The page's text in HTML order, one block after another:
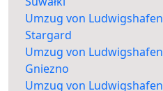
Umzug von
Stargard
Umzug von
Gniezno
Umzug von